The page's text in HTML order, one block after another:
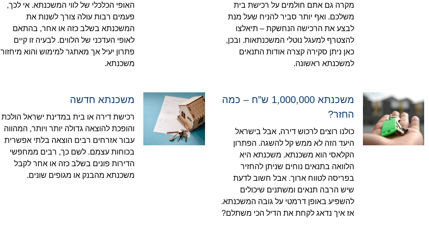
מקרה גם אתם חולמים על רכישת בית
משלכם. ואף יותר סביר להניח שעל מנת
לבצע את הרכישה הנחשקת – תיאלצו
להצטרף למעגל נוטלי המשכנתאות. ובכן,
כאן ניתן סקירה קצרה אודות התנאים
למשכנתא ראשונה.
האופי הכלכלי של לווי המשכנתא. אי לכך,
פעמים רבות עולה צורך לשנות את
המשכנתא בשלב כזה או אחר, בהתאם
לאופי העדכני של הלווים. לבעיה זו קיים
פתרון יעיל אך מאתגר למימוש והוא מיחזור
משכנתא.
משכנתא 1,000,000 ש”ח – כמה
החזר?
כולנו רוצים לרכוש דירה, אבל בישראל
היעד הזה לא ממש קל להשגה. הפתרון
הקלאסי הוא משכנתא. משכנתא היא
הלוואה בתנאים נוחים שניתן להחזיר
בפריסה לטווח ארוך. אבל חשוב לדעת
שיש הרבה תנאים ומשתנים שיכולים
להשפיע באופן דרמטי על גובה המשכנתא.
אז איך נדאג לקחת את הדיל הכי משתלם?
משכנתא חדשה
רכישת דירה או בית במדינת ישראל הולכת
והופכת להוצאה גדולה יותר ויותר, המהווה
עבור אזרחים רבים הוצאה בלתי אפשרית
בכוחות עצמם. לשם כך, רבים ממחפשי
הדירות פונים בשלב כזה או אחר לקבל
משכנתא מהבנק או מגופים שונים.